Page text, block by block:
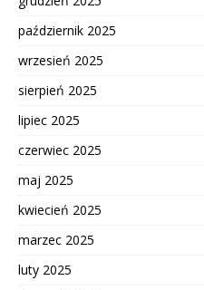
październik 2025
wrzesień 2025
sierpień 2025
lipiec 2025
czerwiec 2025
maj 2025
kwiecień 2025
marzec 2025
luty 2025